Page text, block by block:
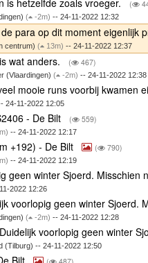
is hetzelfde zoals vroeger. (
( -2m) -- 24-11-2022 12:32
para op dit moment eigenlijk
centrum)( 13m) -- 24-11-2022 12:37
wat anders. ( 467)
(Vlaardingen) ( -2m) -- 24-11-2022 12:38
mooie runs voorbij kwamen
24-11-2022 12:05
- De Bilt ( 559)
-- 24-11-2022 12:17
+192) - De Bilt ( 790)
-- 24-11-2022 12:19
geen winter Sjoerd. Misschien
2022 12:26
voorlopig geen winter Sjoerd.
( -2m) -- 24-11-2022 12:28
voorlopig geen winter
(Tilburg) -- 24-11-2022 12:50